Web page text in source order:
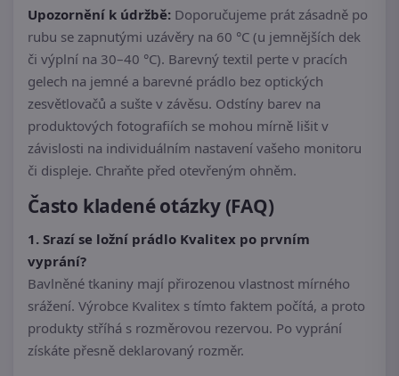
Upozornění k údržbě: Doporučujeme prát zásadně po
rubu se zapnutými uzávěry na 60 °C (u jemnějších dek
či výplní na 30–40 °C). Barevný textil perte v pracích
gelech na jemné a barevné prádlo bez optických
zesvětlovačů a sušte v závěsu. Odstíny barev na
produktových fotografiích se mohou mírně lišit v
závislosti na individuálním nastavení vašeho monitoru
či displeje. Chraňte před otevřeným ohněm.
Často kladené otázky (FAQ)
1. Srazí se ložní prádlo Kvalitex po prvním
vyprání?
Bavlněné tkaniny mají přirozenou vlastnost mírného
srážení. Výrobce Kvalitex s tímto faktem počítá, a proto
produkty stříhá s rozměrovou rezervou. Po vyprání
získáte přesně deklarovaný rozměr.